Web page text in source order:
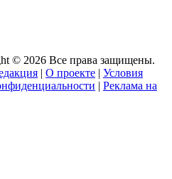
© 2026 Все права защищены.
| О проекте | Условия
| Реклама на